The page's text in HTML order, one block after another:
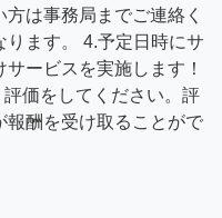
は事務局までご連絡く
ます。 4.予定日時にサ
ービスを実施します！
価をしてください。評
報酬を受け取ることがで